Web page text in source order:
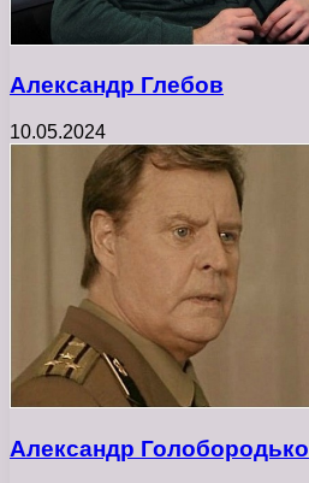
Александр Глебов
10.05.2024
Александр Голобородько